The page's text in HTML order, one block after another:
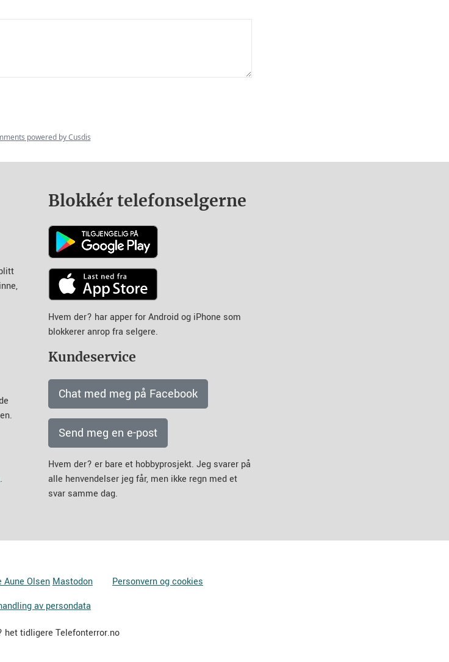
Blokkér telefonselgerne
Hvem der? har apper for Android og iPhone som
blokkerer anrop fra selgere.
.
Kundeservice
Chat med meg på Facebook
Send meg en e-post
Hvem der? er bare et hobbyprosjekt. Jeg svarer på
alle henvendelser jeg får, men ikke regn med et
svar samme dag.
Aune Olsen Mastodon
Personvern og cookies
av persondata
het tidligere Telefonterror.no